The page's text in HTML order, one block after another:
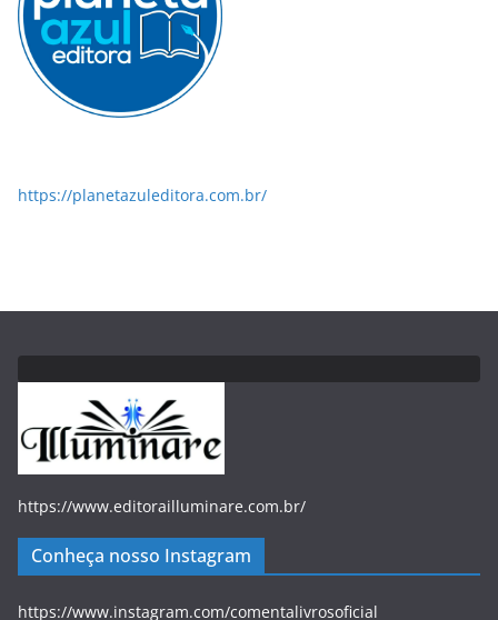
https://planetazuleditora.com.br/
https://www.editorailluminare.com.br/
Conheça nosso Instagram
https://www.instagram.com/comentalivrosoficial